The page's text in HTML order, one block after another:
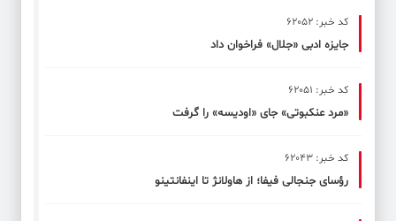
کد خبر: 62052
جایزه ادبی «جلال» فراخوان داد
کد خبر: 62051
«مرد عنکبوتی» جای «اودیسه» را گرفت
کد خبر: 62043
رؤسای جنجالی فیفا؛ از هاولانژ تا اینفانتینو